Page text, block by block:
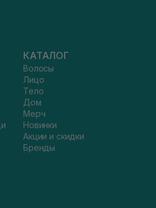
КАТАЛОГ
Волосы
Лицо
Тело
Дом
Мерч
Новинки
Акции и скидки
Бренды